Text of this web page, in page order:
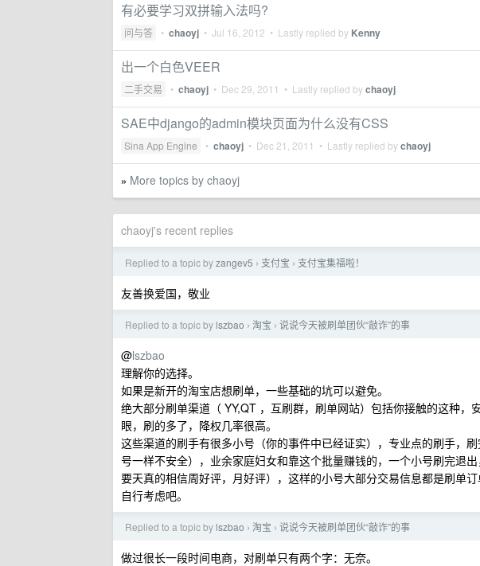
有必要学习双拼输入法吗?
问与答 • chaoyj • Jul 16, 2012 • Lastly replied by Kenny
出一个白色VEER
二手交易 • chaoyj • Dec 29, 2011 • Lastly replied bychaoyj
SAE中django的admin模块页面为什么没有CSS
Sina App Engine • chaoyj • Dec 21, 2011 • Lastly replied bychaoyj
» More topics by chaoyj
chaoyj's recent replies
Replied to a topic byzangev5 › 支付宝 › 支付宝集福啦！
友善换爱国，敬业
Replied to a topic by lszbao › 淘宝 › 说说今天被刷单团伙“敲诈”的事
@lszbao
理解你的选择。
如果是新开的淘宝店想刷单，一些基础的坑可以避免。
绝大部分刷单渠道（ YY,QT ，互刷群，刷单网站）包括你接触的这种，
眼，刷的多了，降权几率很高。
这些渠道的刷手有很多小号（你的事件中已经证实），专业点的刷手，
号一样不安全），业余家庭妇女和靠这个批量赚钱的，一个小号刷完退
要天真的相信周好评，月好评），这样的小号大部分交易信息都是刷单
自行考虑吧。
Replied to a topic by lszbao › 淘宝 › 说说今天被刷单团伙“敲诈”的事
做过很长一段时间电商，对刷单只有两个字：无奈。